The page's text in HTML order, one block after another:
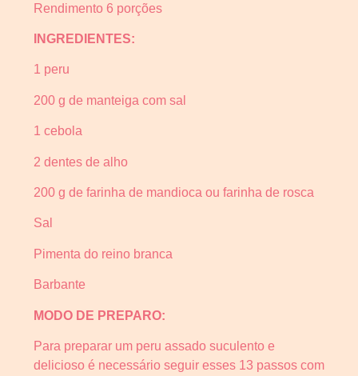
Rendimento 6 porções
INGREDIENTES:
1 peru
200 g de manteiga com sal
1 cebola
2 dentes de alho
200 g de farinha de mandioca ou farinha de rosca
Sal
Pimenta do reino branca
Barbante
MODO DE PREPARO:
Para preparar um peru assado suculento e
delicioso é necessário seguir esses 13 passos com